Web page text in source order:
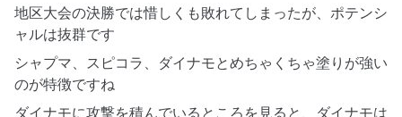
地区大会の決勝では惜しくも敗れてしまったが、ポテンシ
ャルは抜群です
シャプマ、スピコラ、ダイナモとめちゃくちゃ塗りが強い
のが特徴ですね
ダイナモに攻撃を積んでいるところを見ると、ダイナモは